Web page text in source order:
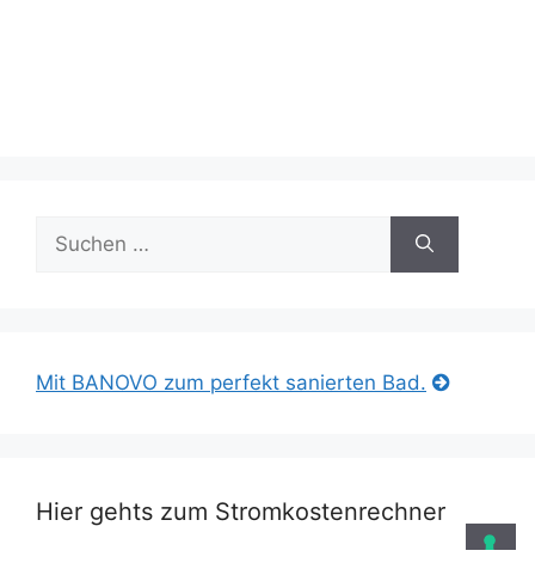
nach:
Mit BANOVO zum perfekt sanierten Bad.
Hier gehts zum Stromkostenrechner